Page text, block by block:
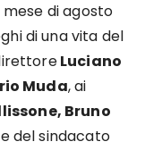
di agosto
di una vita del
Luciano
Muda, ai
Bruno
del sindacato